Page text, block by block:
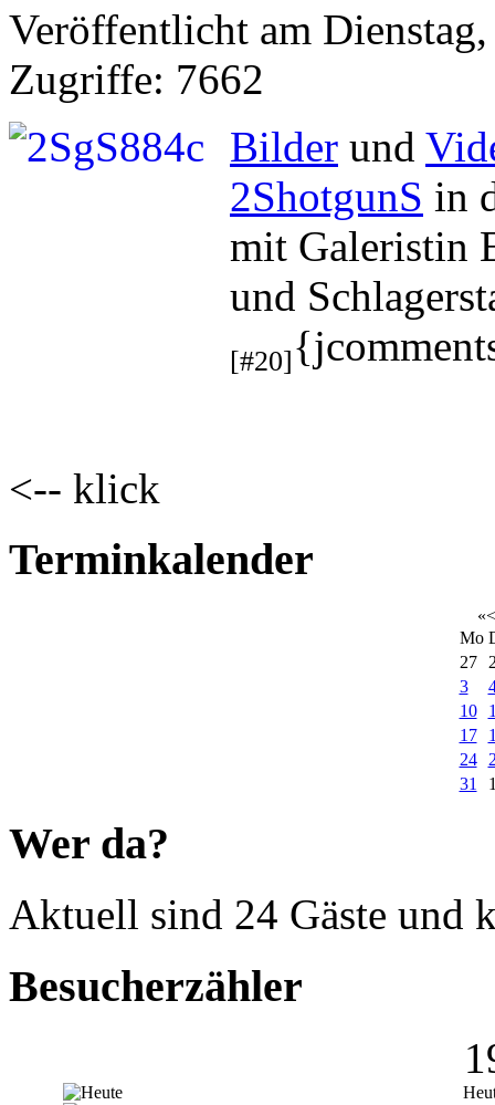
Veröffentlicht am
Zugriffe: 7662
Bilder und
2ShotgunS in
mit Galeristin
und
[#20]
<-- klick
Terminkalender
«<
Mo
27
3
10
17
24
31
Wer da?
Aktuell sind 24 Gäste und
Besucherzähler